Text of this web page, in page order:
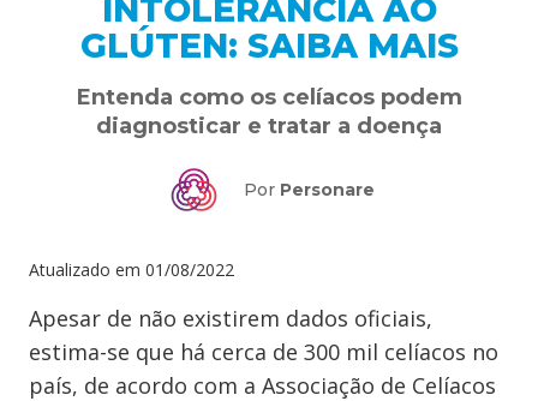
INTOLERÂNCIA AO
GLÚTEN: SAIBA MAIS
Entenda como os celíacos podem
diagnosticar e tratar a doença
Por Personare
Atualizado em 01/08/2022
Apesar de não existirem dados oficiais,
estima-se que há cerca de 300 mil celíacos no
país, de acordo com a Associação de Celíacos